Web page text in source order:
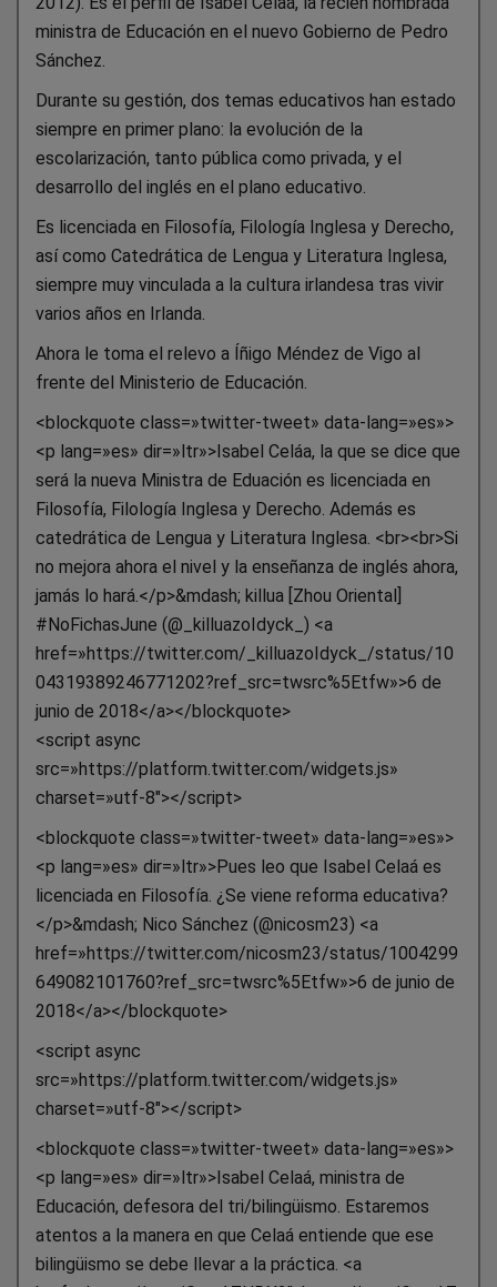
ministra de Educación en el nuevo Gobierno de Pedro
Sánchez.
Durante su gestión, dos temas educativos han estado
siempre en primer plano: la evolución de la
escolarización, tanto pública como privada, y el
desarrollo del inglés en el plano educativo.
Es licenciada en Filosofía, Filología Inglesa y Derecho,
así como Catedrática de Lengua y Literatura Inglesa,
siempre muy vinculada a la cultura irlandesa tras vivir
varios años en Irlanda.
Ahora le toma el relevo a Íñigo Méndez de Vigo al
frente del Ministerio de Educación.
<blockquote class=»twitter-tweet» data-lang=»es»>
<p lang=»es» dir=»ltr»>Isabel Celáa, la que se dice que
será la nueva Ministra de Eduación es licenciada en
Filosofía, Filología Inglesa y Derecho. Además es
catedrática de Lengua y Literatura Inglesa. <br><br>Si
no mejora ahora el nivel y la enseñanza de inglés ahora,
jamás lo hará.</p>&mdash; killua [Zhou Oriental]
#NoFichasJune (@_killuazoIdyck_) <a
href=»https://twitter.com/_killuazoIdyck_/status/10
04319389246771202?ref_src=twsrc%5Etfw»>6 de
junio de 2018</a></blockquote>
<script async
src=»https://platform.twitter.com/widgets.js»
charset=»utf-8″></script>
<blockquote class=»twitter-tweet» data-lang=»es»>
<p lang=»es» dir=»ltr»>Pues leo que Isabel Celaá es
licenciada en Filosofía. ¿Se viene reforma educativa?
</p>&mdash; Nico Sánchez (@nicosm23) <a
href=»https://twitter.com/nicosm23/status/1004299
649082101760?ref_src=twsrc%5Etfw»>6 de junio de
2018</a></blockquote>
<script async
src=»https://platform.twitter.com/widgets.js»
charset=»utf-8″></script>
<blockquote class=»twitter-tweet» data-lang=»es»>
<p lang=»es» dir=»ltr»>Isabel Celaá, ministra de
Educación, defesora del tri/bilingüismo. Estaremos
atentos a la manera en que Celaá entiende que ese
bilingüismo se debe llevar a la práctica. <a